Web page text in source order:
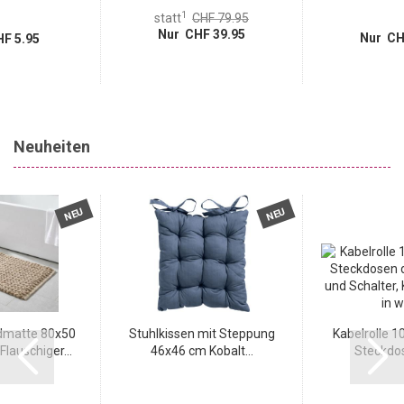
5.95
statt1
CHF 79.95
Nur CHF 39.95
Nur
Neuheiten
NEU
80x50
NEU
Stuhlkissen mit Steppung
46x46 cm Kobalt...
Kabelrolle